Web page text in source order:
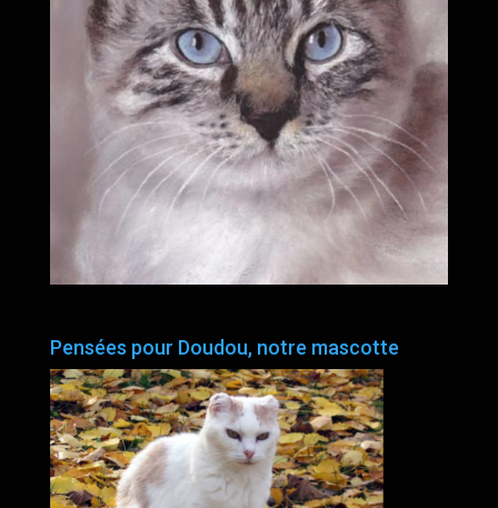
Pensées pour Doudou, notre mascotte